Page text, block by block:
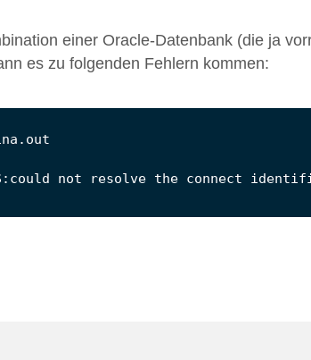
einer Oracle-Datenbank (die ja
es zu folgenden Fehlern kommen:
not resolve the connect